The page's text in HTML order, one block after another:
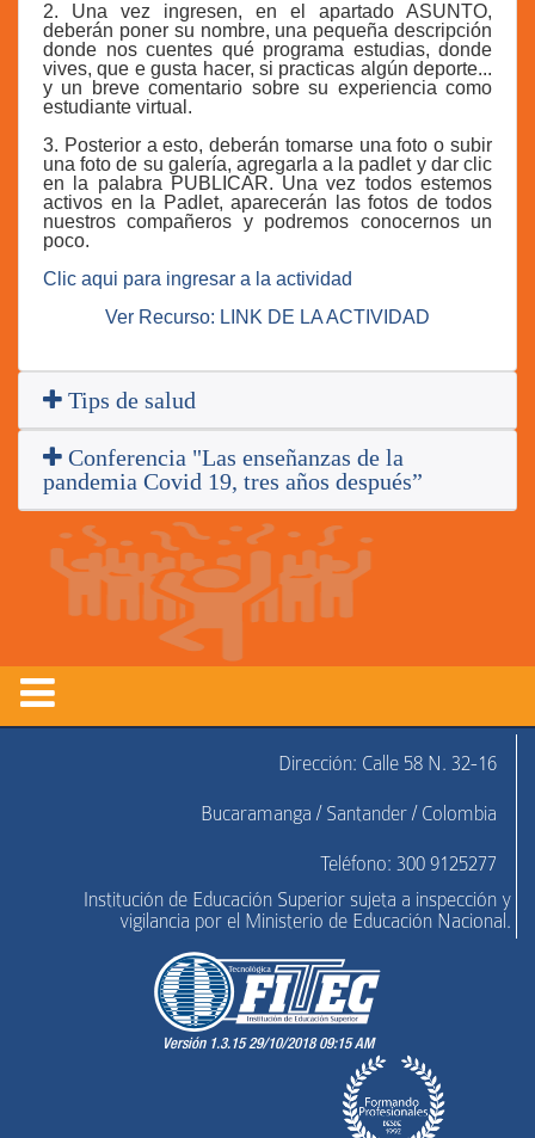
2. Una vez ingresen, en el apartado ASUNTO,
deberán poner su nombre, una pequeña descripción
donde nos cuentes qué programa estudias, donde
vives, que e gusta hacer, si practicas algún deporte...
y un breve comentario sobre su experiencia como
estudiante virtual.
3. Posterior a esto, deberán tomarse una foto o subir
una foto de su galería, agregarla a la padlet y dar clic
en la palabra PUBLICAR. Una vez todos estemos
activos en la Padlet, aparecerán las fotos de todos
nuestros compañeros y podremos conocernos un
poco.
Clic aqui para ingresar a la actividad
Ver Recurso: LINK DE LA ACTIVIDAD
Tips de salud
Conferencia "Las enseñanzas de la
pandemia Covid 19, tres años después”
Dirección: Calle 58 N. 32-16
Bucaramanga / Santander / Colombia
Teléfono: 300 9125277
Institución de Educación Superior sujeta a inspección y
vigilancia por el Ministerio de Educación Nacional.
Versión 1.3.15 29/10/2018 09:15 AM